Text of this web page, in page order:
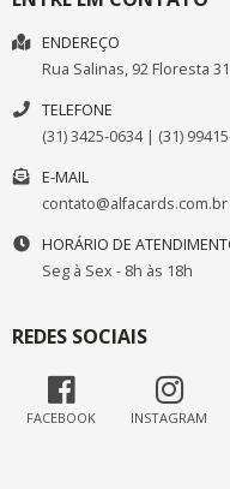
ENDEREÇO
Rua Salinas, 92 Floresta
TELEFONE
(31) 3425-0634 | (31)
E-MAIL
contato@alfacards.com.br
HORÁRIO DE
Seg à Sex - 8h às 18h
REDES SOCIAIS
FACEBOOK INSTAGRAM